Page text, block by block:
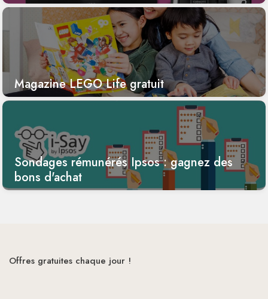
Magazine LEGO Life gratuit
Sondages rémunérés Ipsos : gagnez des
bons d'achat
Offres gratuites chaque jour !